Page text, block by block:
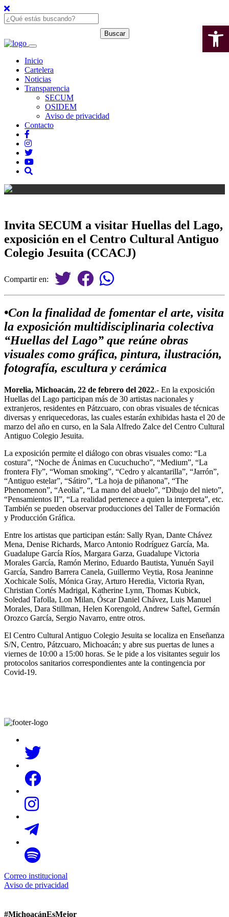
Inicio
Cartelera
Noticias
Transparencia
SECUM
OSIDEM
Aviso de privacidad
Contacto
Invita SECUM a visitar Huellas del Lago,
exposición en el Centro Cultural Antiguo
Colegio Jesuita (CCACJ)
Compartir en:
•Con la finalidad de fomentar el arte, visita
la exposición multidisciplinaria colectiva
“Huellas del Lago” que reúne obras
visuales como gráfica, pintura, ilustración,
fotografía, escultura y cerámica
Morelia, Michoacán, 22 de febrero del 2022.- En la exposición
Huellas del Lago participan más de 30 artistas nacionales y
extranjeros, residentes en Pátzcuaro, con obras visuales de técnicas
diversas y enriquecedoras, las cuales estarán exhibidas hasta el 20 de
marzo del año en curso, en la Sala Alfredo Zalce del Centro Cultural
Antiguo Colegio Jesuita.
La exposición permite el diálogo con obras visuales como: “La
costura”, “Noche de Ánimas en Cucuchucho”, “Medium”, “La
frontera Fly”, “Woman smoking”, “Cedro y alcantarilla”, “Jarrón”,
“Antiguo estelar”, “Sátiro”, “La hoja de piñanona”, “The
Phenomenon”, “Aeolia”, “La mano del abuelo”, “Dibujo del nieto”,
“Pensamientos II”, “La realidad pertenece a quien la interpreta”, etc.
También se pueden observar producciones del Taller de Formación
y Producción Gráfica.
Entre los artistas que participan están: Sally Ryan, Dante Chávez
Mena, Denise Richards, Marco Antonio Rodríguez García, Ma.
Guadalupe García Ríos, Margara Garza, Guadalupe Victoria
Morales García, Ramón Merino, Eduardo Bautista, Yunuén Sayil
García, Sandro Barrera Canela, Guillermo Veytia, Rosa Jeaninne
Xochicale Solís, Mónica Gray, Arturo Heredia, Victoria Ryan,
Christian Cortés Madrigal, Katherine Lynn, Thomas Kubick,
Soledad Tafolla, Lon Milan, Óscar Daniel Chávez, Luis Manuel
Morales, Dara Stillman, Helen Korengold, Andrew Saftel, Germán
Orozco García, Sergio Navarro, entre otros.
El Centro Cultural Antiguo Colegio Jesuita se localiza en Enseñanza
S/N, Centro, Pátzcuaro, Michoacán; y abre sus puertas de lunes a
viernes de 10:00 a 15:00 horas. Se le pide a los visitantes seguir los
protocolos sanitarios correspondientes ante la contingencia por
Covid-19.
Correo institucional
Aviso de privacidad
#MichoacánEsMejor